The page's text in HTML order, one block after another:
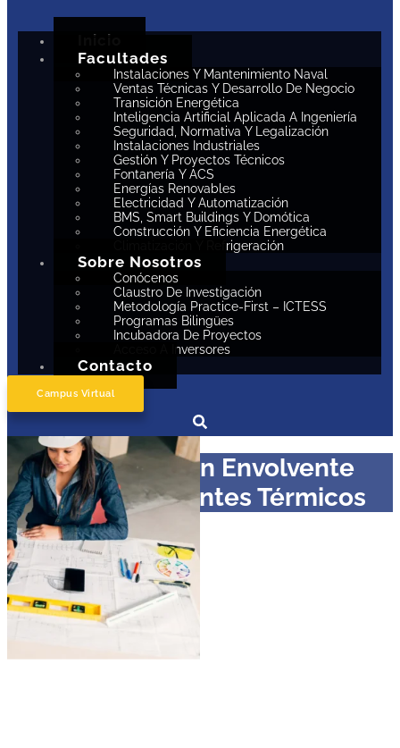
Inicio
Facultades
Instalaciones Y Mantenimiento Naval
Ventas Técnicas Y Desarrollo De Negocio
Transición Energética
Inteligencia Artificial Aplicada A Ingeniería
Seguridad, Normativa Y Legalización
Instalaciones Industriales
Gestión Y Proyectos Técnicos
Fontanería Y ACS
Energías Renovables
Electricidad Y Automatización
BMS, Smart Buildings Y Domótica
Construcción Y Eficiencia Energética
Climatización Y Refrigeración
Sobre Nosotros
Conócenos
Claustro De Investigación
Metodología Practice-First – ICTESS
Programas Bilingües
Incubadora De Proyectos
Acceso A Inversores
Contacto
Campus Virtual
Diplomado en Envolvente
Térmica y Puentes Térmicos